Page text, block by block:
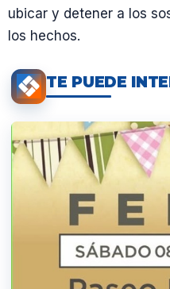
ubicar y detener a los
los hechos.
TE PUEDE